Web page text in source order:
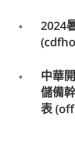
2024
中華
儲備
表